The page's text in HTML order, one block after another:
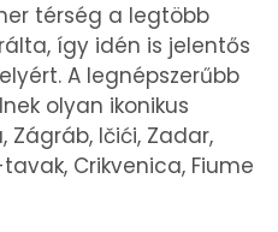
térség a legtöbb
így idén is jelentős
A legnépszerűbb
olyan ikonikus
Zágráb, Ičići, Zadar,
Crikvenica, Fiume